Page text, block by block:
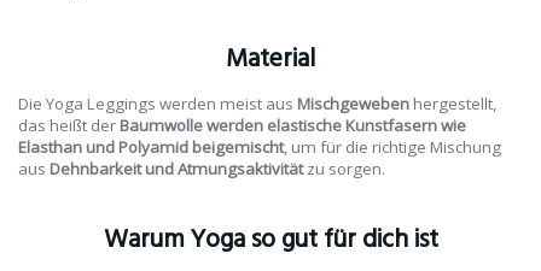
Material
Die Yoga Leggings werden meist aus Mischgeweben hergestellt,
das heißt der Baumwolle werden elastische Kunstfasern wie
Elasthan und Polyamid beigemischt, um für die richtige Mischung
aus Dehnbarkeit und Atmungsaktivitätzu sorgen.
Warum Yoga so gut für dich ist